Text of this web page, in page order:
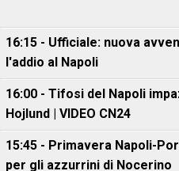
16:15 - Ufficiale: nuova
l'addio al Napoli
16:00 - Tifosi del Napoli
Hojlund | VIDEO CN24
15:45 - Primavera Napoli-
per gli azzurrini di Nocerino